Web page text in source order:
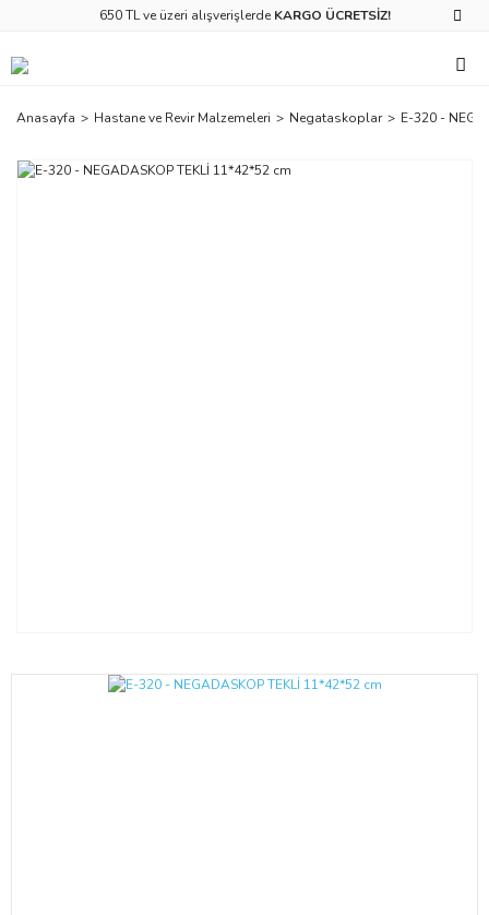
650 TL ve üzeri alışverişlerde KARGO ÜCRETSİZ!
Anasayfa Hastane ve Revir Malzemeleri Negataskoplar E-320 -